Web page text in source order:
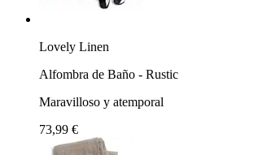
Lovely Linen
Alfombra de Baño - Rustic
Maravilloso y atemporal
73,99 €